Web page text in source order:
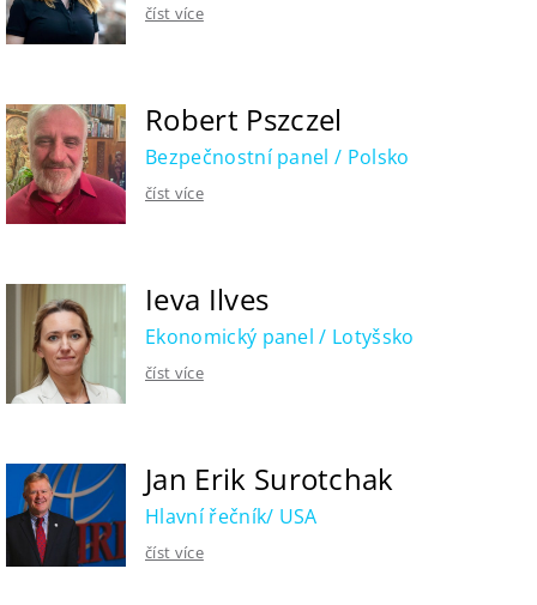
číst více
Robert Pszczel
Bezpečnostní panel / Polsko
číst více
Ieva Ilves
Ekonomický panel / Lotyšsko
číst více
Jan Erik Surotchak
Hlavní řečník/ USA
číst více